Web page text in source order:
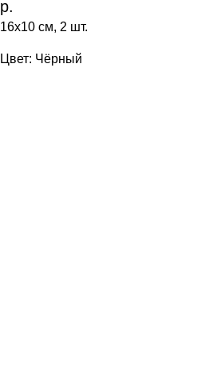
р.
16х10 см, 2 шт.
Цвет: Чёрный